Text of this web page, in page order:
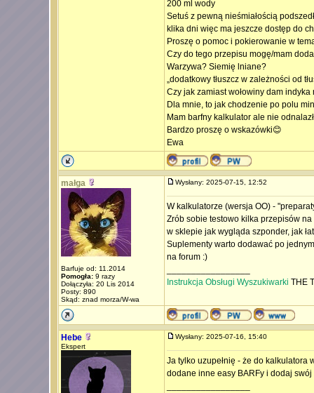
200 ml wody
Setuś z pewną nieśmiałością
klika dni więc ma jeszcze dostęp do
Proszę o pomoc i pokierowanie w
Czy do tego przepisu mogę/mam
Warzywa? Siemię lniane?
„dodatkowy tłuszcz w zależności od
Czy jak zamiast wołowiny dam
Dla mnie, to jak chodzenie po polu
Mam barfny kalkulator ale nie
Bardzo proszę o wskazówki😊
Ewa
małga
Barfuje od: 11.2014
Pomogła:9 razy
Dołączyła: 20 Lis 2014
Posty: 890
Skąd: znad morza/W-wa
Wysłany: 2025-07-15, 12:52
W kalkulatorze (wersja OO) -
Zrób sobie testowo kilka przepisów
w sklepie jak wygląda szponder, jak
Suplementy warto dodawać po
na forum :)
Instrukcja Obsługi Wyszukiwarki THE
Hebe
Ekspert
Wysłany: 2025-07-16, 15:40
Ja tylko uzupełnię - że do kalkulatora
dodane inne easy BARFy i dodaj